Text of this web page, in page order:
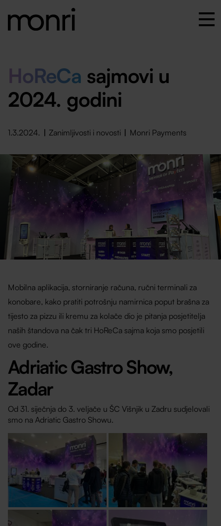
HoReCa sajmovi u
2024. godini
1.3.2024. Zanimljivosti i novosti Monri Payments
Mobilna aplikacija, storniranje računa, ručni terminali za
konobare, kako pratiti potrošnju namirnica poput brašna za
tijesto za pizzu ili kremu za kolače dio je pitanja posjetitelja
naših štandova na čak tri HoReCa sajma koja smo posjetili
ove godine.
Adriatic Gastro Show,
Zadar
Od 31. siječnja do 3. veljače u ŠC Višnjik u Zadru sudjelovali
smo na Adriatic Gastro Showu.